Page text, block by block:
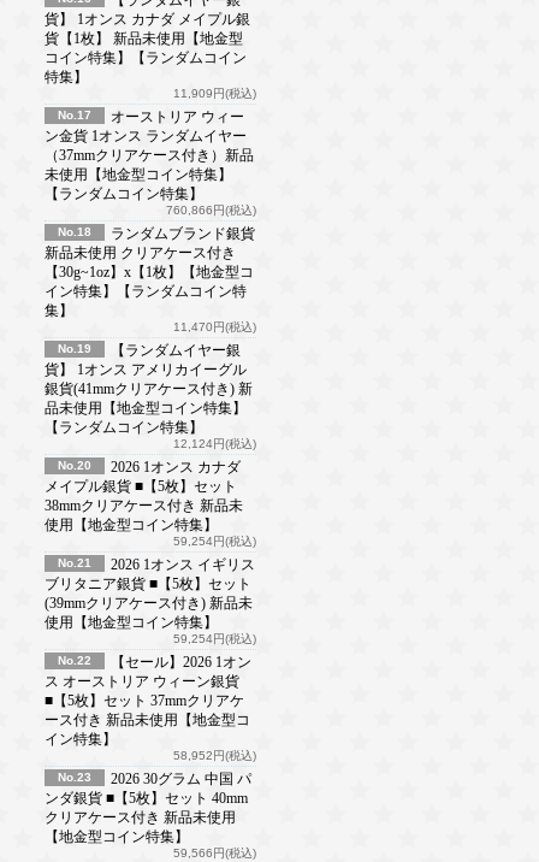
貨】 1オンス カナダ メイプル銀
貨【1枚】 新品未使用【地金型
コイン特集】【ランダムコイン
特集】
11,909円(税込)
No.17
オーストリア ウィー
ン金貨 1オンス ランダムイヤー
（37mmクリアケース付き）新品
未使用【地金型コイン特集】
【ランダムコイン特集】
760,866円(税込)
No.18
ランダムブランド銀貨
新品未使用 クリアケース付き
【30g~1oz】x【1枚】【地金型コ
イン特集】【ランダムコイン特
集】
11,470円(税込)
No.19
【ランダムイヤー銀
貨】 1オンス アメリカイーグル
銀貨(41mmクリアケース付き) 新
品未使用【地金型コイン特集】
【ランダムコイン特集】
12,124円(税込)
No.20
2026 1オンス カナダ
メイプル銀貨 ■【5枚】セット
38mmクリアケース付き 新品未
使用【地金型コイン特集】
59,254円(税込)
No.21
2026 1オンス イギリス
ブリタニア銀貨 ■【5枚】セット
(39mmクリアケース付き) 新品未
使用【地金型コイン特集】
59,254円(税込)
No.22
【セール】2026 1オン
ス オーストリア ウィーン銀貨
■【5枚】セット 37mmクリアケ
ース付き 新品未使用【地金型コ
イン特集】
58,952円(税込)
No.23
2026 30グラム 中国 パ
ンダ銀貨 ■【5枚】セット 40mm
クリアケース付き 新品未使用
【地金型コイン特集】
59,566円(税込)